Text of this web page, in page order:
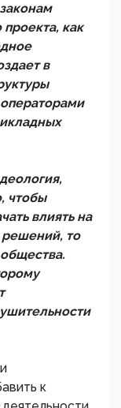
как
в
чтобы
влиять на
решений, то
к